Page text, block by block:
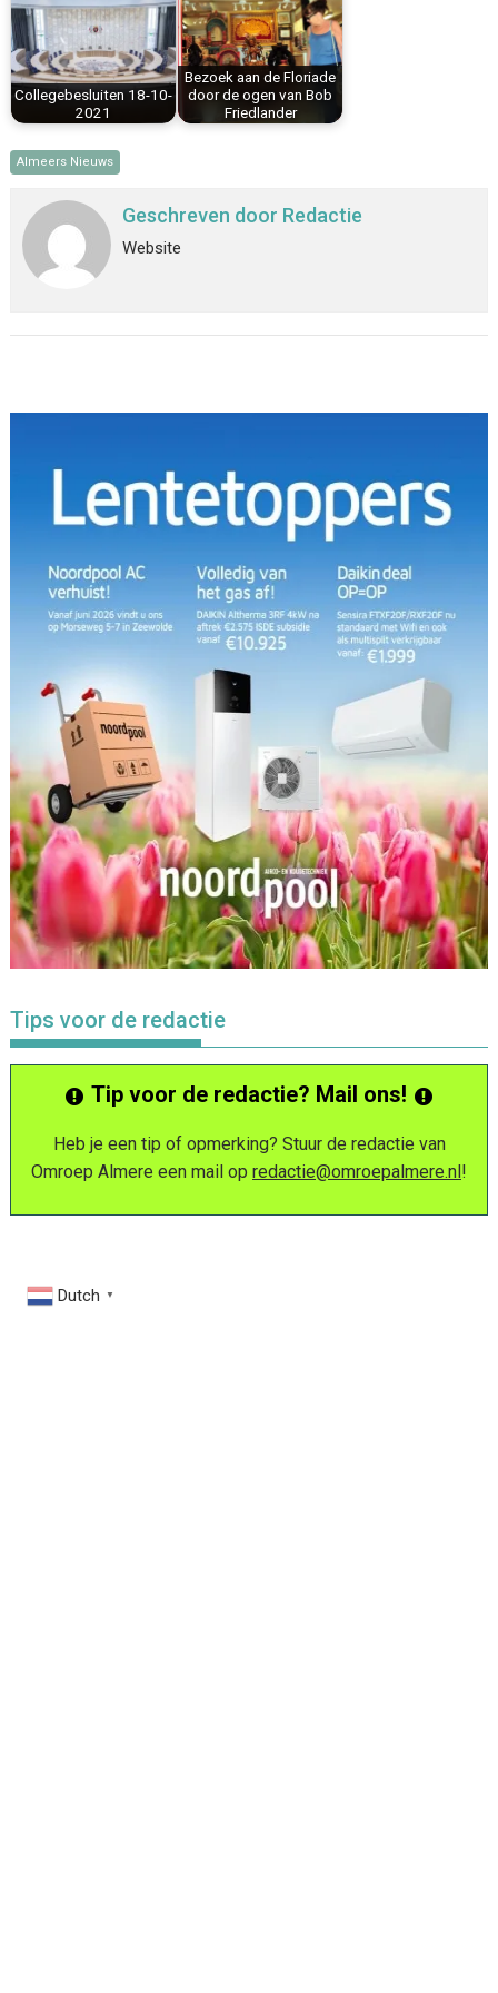
Collegebesluiten 18-10-
2021
Bezoek aan de Floriade
door de ogen van Bob
Friedlander
Almeers Nieuws
Geschreven door Redactie
Website
Tips voor de redactie
Tip voor de redactie? Mail ons!
Heb je een tip of opmerking? Stuur de redactie van
Omroep Almere een mail op redactie@omroepalmere.nl!
Dutch ▼